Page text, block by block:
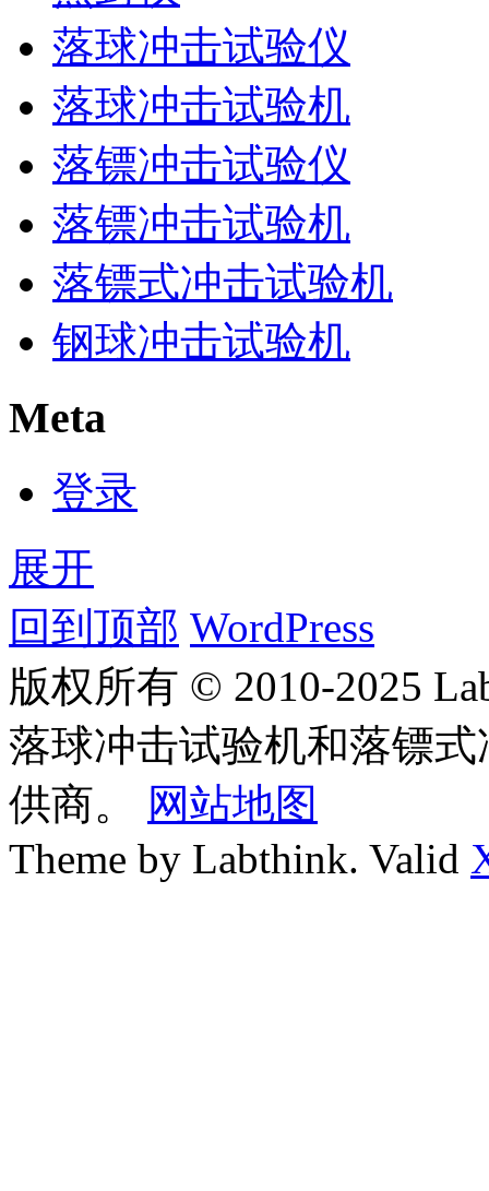
落球冲击试验仪
落球冲击试验机
落镖冲击试验仪
落镖冲击试验机
落镖式冲击试验机
钢球冲击试验机
Meta
登录
展开
回到顶部 WordPress
版权所有 © 2010-2025
落球冲击试验机和落镖
供商。
网站地图
Theme by Labthink. Valid